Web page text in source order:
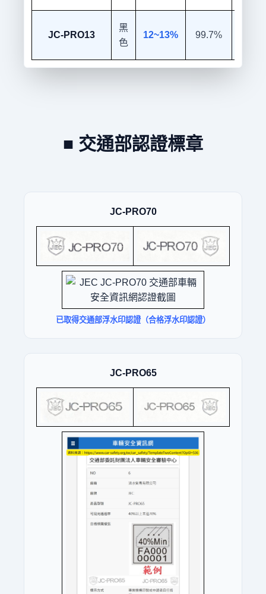
JC-PRO13
黑
色
12~13% 99.7%
■ 交通部認證標章
JC-PRO70
已取得交通部浮水印認證（合格浮水印認證）
JC-PRO65